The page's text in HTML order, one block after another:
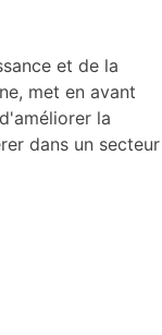
et de la
met en avant
la
dans un secteur